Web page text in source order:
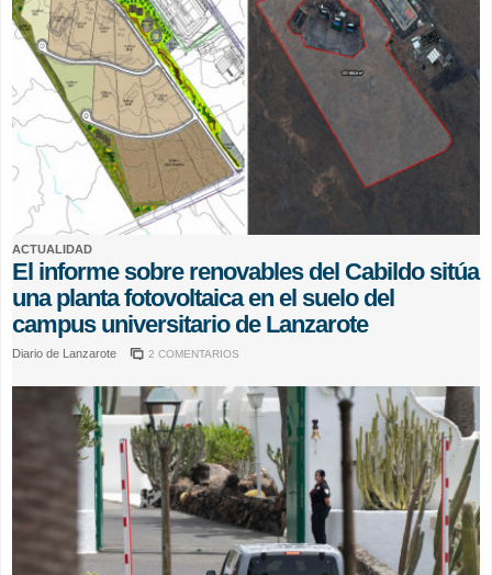
ACTUALIDAD
El informe sobre renovables del Cabildo sitúa
una planta fotovoltaica en el suelo del
campus universitario de Lanzarote
Diario de Lanzarote 2 COMENTARIOS